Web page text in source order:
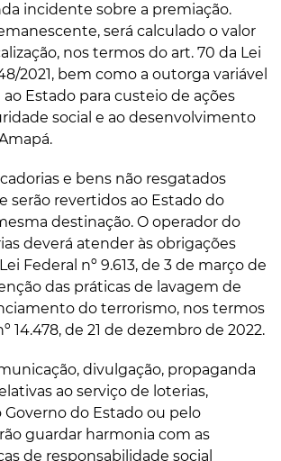
incidente sobre a premiação.
será calculado o valor
nos termos do art. 70 da Lei
2021, bem como a outorga variável
ao Estado para custeio de ações
social e ao desenvolvimento
e bens não resgatados
serão revertidos ao Estado do
destinação. O operador do
deverá atender às obrigações
Federal nº 9.613, de 3 de março de
das práticas de lavagem de
do terrorismo, nos termos
14.478, de 21 de dezembro de 2022.
divulgação, propaganda
ao serviço de loterias,
Governo do Estado ou pelo
guardar harmonia com as
de responsabilidade social